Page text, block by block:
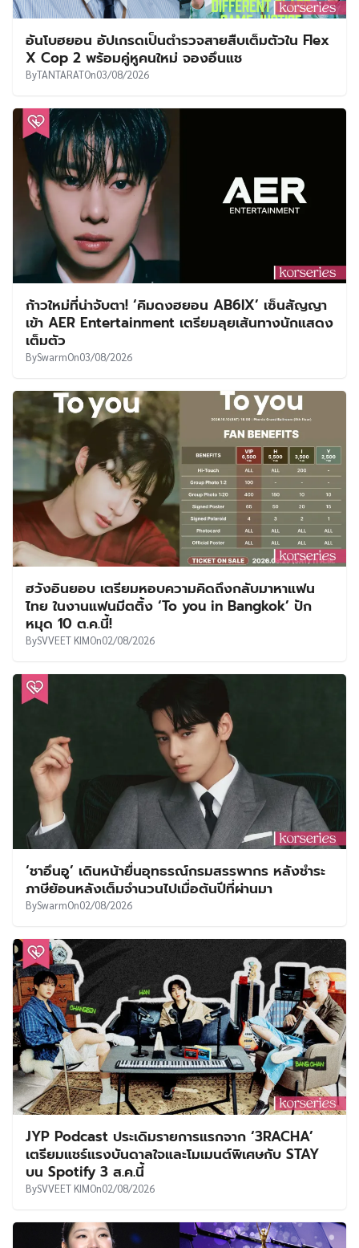
อันโบฮยอน อัปเกรดเป็นตำรวจสายสืบเต็มตัวใน Flex
X Cop 2 พร้อมคู่หูคนใหม่ จองอึนแช
ByTANTARATOn03/08/2026
ก้าวใหม่ที่น่าจับตา! ‘คิมดงฮยอน AB6IX’ เซ็นสัญญา
เข้า AER Entertainment เตรียมลุยเส้นทางนักแสดง
เต็มตัว
BySwarmOn03/08/2026
ฮวังอินยอบ เตรียมหอบความคิดถึงกลับมาหาแฟน
ไทย ในงานแฟนมีตติ้ง ‘To you in Bangkok’ ปัก
หมุด 10 ต.ค.นี้!
BySVVEET KIMOn02/08/2026
‘ชาอึนอู’ เดินหน้ายื่นอุทธรณ์กรมสรรพากร หลังชำระ
ภาษีย้อนหลังเต็มจำนวนไปเมื่อต้นปีที่ผ่านมา
BySwarmOn02/08/2026
JYP Podcast ประเดิมรายการแรกจาก ‘3RACHA’
เตรียมแชร์แรงบันดาลใจและโมเมนต์พิเศษกับ STAY
บน Spotify 3 ส.ค.นี้
BySVVEET KIMOn02/08/2026